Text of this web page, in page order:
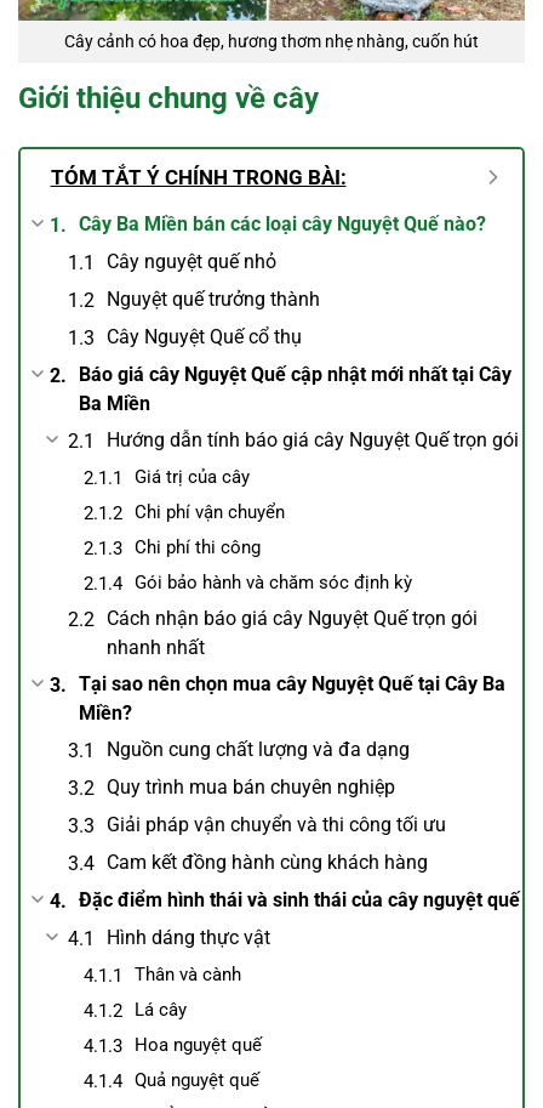
Cây cảnh có hoa đẹp, hương thơm nhẹ nhàng, cuốn hút
Giới thiệu chung về cây
TÓM TẮT Ý CHÍNH TRONG BÀI:
Cây Ba Miền bán các loại cây Nguyệt Quế nào?
Cây nguyệt quế nhỏ
Nguyệt quế trưởng thành
Cây Nguyệt Quế cổ thụ
Báo giá cây Nguyệt Quế cập nhật mới nhất tại Cây
Ba Miền
Hướng dẫn tính báo giá cây Nguyệt Quế trọn gói
Giá trị của cây
Chi phí vận chuyển
Chi phí thi công
Gói bảo hành và chăm sóc định kỳ
Cách nhận báo giá cây Nguyệt Quế trọn gói
nhanh nhất
Tại sao nên chọn mua cây Nguyệt Quế tại Cây Ba
Miền?
Nguồn cung chất lượng và đa dạng
Quy trình mua bán chuyên nghiệp
Giải pháp vận chuyển và thi công tối ưu
Cam kết đồng hành cùng khách hàng
Đặc điểm hình thái và sinh thái của cây nguyệt quế
Hình dáng thực vật
Thân và cành
Lá cây
Hoa nguyệt quế
Quả nguyệt quế